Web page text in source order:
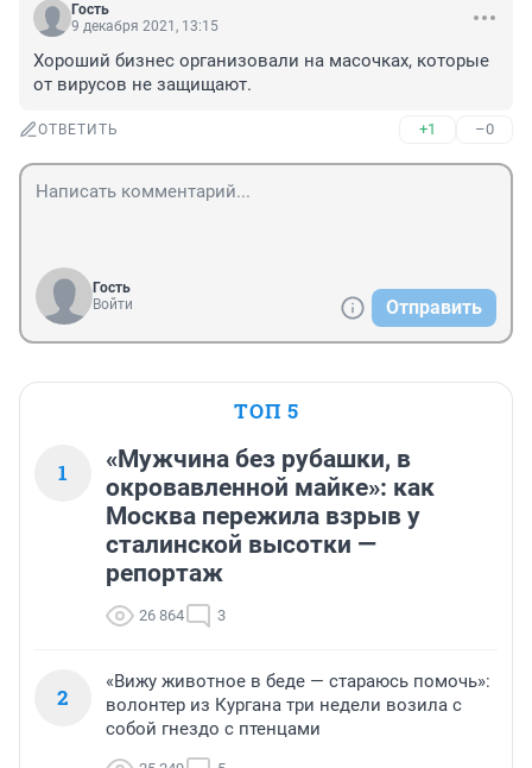
Гость
9 декабря 2021, 13:15
Хороший бизнес организовали на масочках, которые
от вирусов не защищают.
ОТВЕТИТЬ +1 –0
Гость
Войти
Отправить
ТОП 5
1
«Мужчина без рубашки, в
окровавленной майке»: как
Москва пережила взрыв у
сталинской высотки —
репортаж
26 864 3
2
«Вижу животное в беде — стараюсь помочь»:
волонтер из Кургана три недели возила с
собой гнездо с птенцами